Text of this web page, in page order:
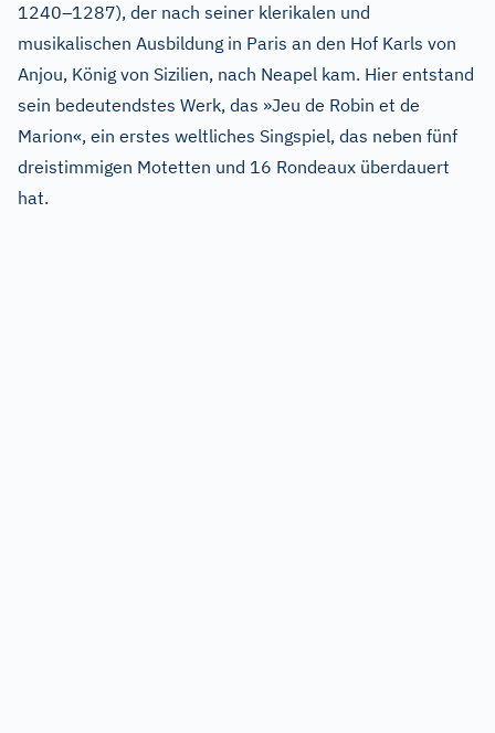
1240–1287), der nach seiner klerikalen und
musikalischen Ausbildung in Paris an den Hof Karls von
Anjou, König von Sizilien, nach Neapel kam. Hier entstand
sein bedeutendstes Werk, das »Jeu de Robin et de
Marion«, ein erstes weltliches Singspiel, das neben fünf
dreistimmigen Motetten und 16 Rondeaux überdauert
hat.